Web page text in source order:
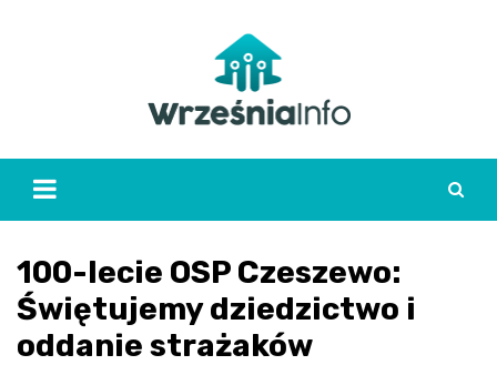
100-lecie OSP Czeszewo:
Świętujemy dziedzictwo i
oddanie strażaków